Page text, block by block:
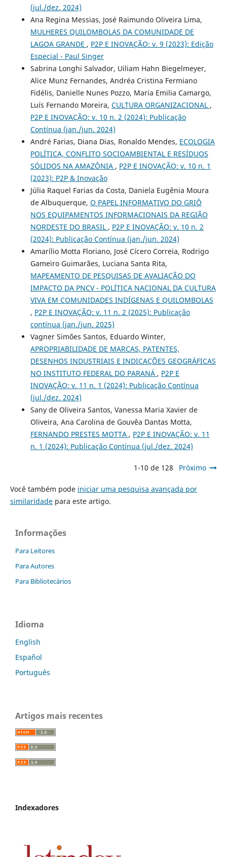
(jul./dez. 2024)
Ana Regina Messias, José Raimundo Oliveira Lima,
MULHERES QUILOMBOLAS DA COMUNIDADE DE
LAGOA GRANDE , P2P E INOVAÇÃO: v. 9 (2023): Edição
Especial - Paul Singer
Sabrina Longhi Salvador, Uiliam Hahn Biegelmeyer,
Alice Munz Fernandes, Andréa Cristina Fermiano
Fidélis, Danielle Nunes Pozzo, Maria Emilia Camargo,
Luís Fernando Moreira, CULTURA ORGANIZACIONAL ,
P2P E INOVAÇÃO: v. 10 n. 2 (2024): Publicação
Contínua (jan./jun. 2024)
André Farias, Diana Dias, Ronaldo Mendes, ECOLOGIA
POLÍTICA, CONFLITO SOCIOAMBIENTAL E RESÍDUOS
SÓLIDOS NA AMAZÔNIA , P2P E INOVAÇÃO: v. 10 n. 1
(2023): P2P & Inovação
Júlia Raquel Farias da Costa, Daniela Eugênia Moura
de Albuquerque, O PAPEL INFORMATIVO DO GRIÔ
NOS EQUIPAMENTOS INFORMACIONAIS DA REGIÃO
NORDESTE DO BRASIL , P2P E INOVAÇÃO: v. 10 n. 2
(2024): Publicação Contínua (jan./jun. 2024)
Amarílio Motta Floriano, José Cícero Correia, Rodrigo
Gameiro Guimarães, Luciana Santa Rita,
MAPEAMENTO DE PESQUISAS DE AVALIAÇÃO DO
IMPACTO DA PNCV - POLÍTICA NACIONAL DA CULTURA
VIVA EM COMUNIDADES INDÍGENAS E QUILOMBOLAS
, P2P E INOVAÇÃO: v. 11 n. 2 (2025): Publicação
contínua (jan./jun. 2025)
Vagner Simões Santos, Eduardo Winter,
APROPRIABILIDADE DE MARCAS, PATENTES,
DESENHOS INDUSTRIAIS E INDICAÇÕES GEOGRÁFICAS
NO INSTITUTO FEDERAL DO PARANÁ , P2P E
INOVAÇÃO: v. 11 n. 1 (2024): Publicação Contínua
(jul./dez. 2024)
Sany de Oliveira Santos, Vanessa Maria Xavier de
Oliveira, Ana Carolina de Gouvêa Dantas Motta,
FERNANDO PRESTES MOTTA , P2P E INOVAÇÃO: v. 11
n. 1 (2024): Publicação Contínua (jul./dez. 2024)
1-10 de 128 Próximo
Você também pode iniciar uma pesquisa avançada por
similaridadepara este artigo.
Informações
Para Leitores
Para Autores
Para Bibliotecários
Idioma
English
Español
Português
Artigos mais recentes
Indexadores